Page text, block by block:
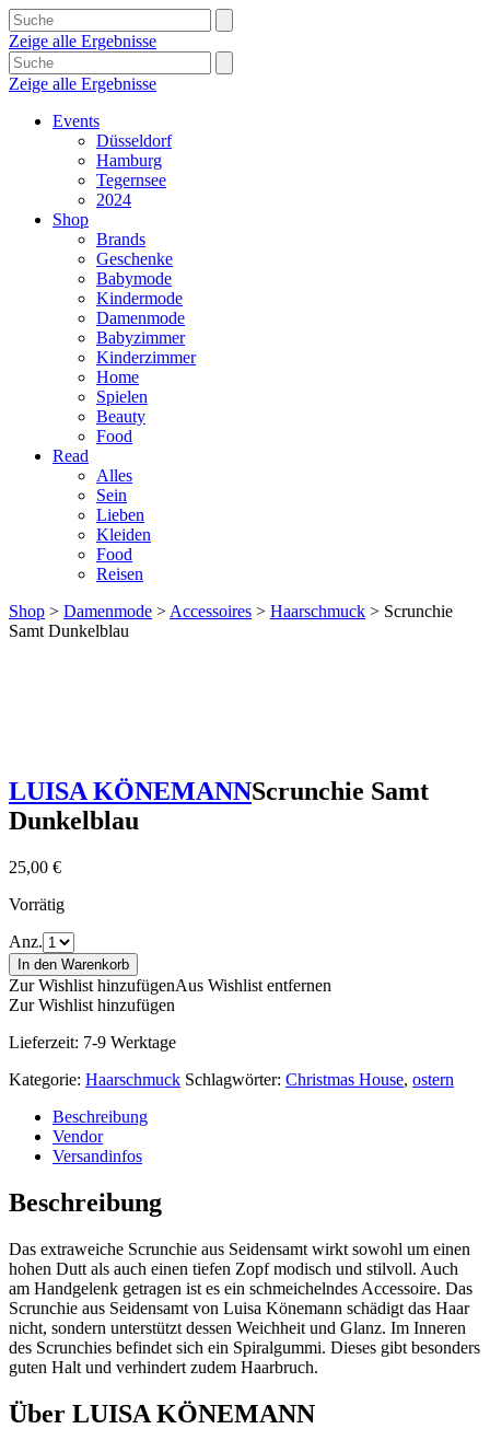
Zeige alle Ergebnisse
Zeige alle Ergebnisse
Events
Düsseldorf
Hamburg
Tegernsee
2024
Shop
Brands
Geschenke
Babymode
Kindermode
Damenmode
Babyzimmer
Kinderzimmer
Home
Spielen
Beauty
Food
Read
Alles
Sein
Lieben
Kleiden
Food
Reisen
Shop > Damenmode > Accessoires > Haarschmuck > Scrunchie
Samt Dunkelblau
LUISA KÖNEMANNScrunchie Samt
Dunkelblau
25,00 €
Vorrätig
Anz.
In den Warenkorb
Zur Wishlist hinzufügenAus Wishlist entfernen
Zur Wishlist hinzufügen
Lieferzeit: 7-9 Werktage
Kategorie: Haarschmuck Schlagwörter: Christmas House, ostern
Beschreibung
Vendor
Versandinfos
Beschreibung
Das extraweiche Scrunchie aus Seidensamt wirkt sowohl um einen
hohen Dutt als auch einen tiefen Zopf modisch und stilvoll. Auch
am Handgelenk getragen ist es ein schmeichelndes Accessoire. Das
Scrunchie aus Seidensamt von Luisa Könemann schädigt das Haar
nicht, sondern unterstützt dessen Weichheit und Glanz. Im Inneren
des Scrunchies befindet sich ein Spiralgummi. Dieses gibt besonders
guten Halt und verhindert zudem Haarbruch.
Über LUISA KÖNEMANN